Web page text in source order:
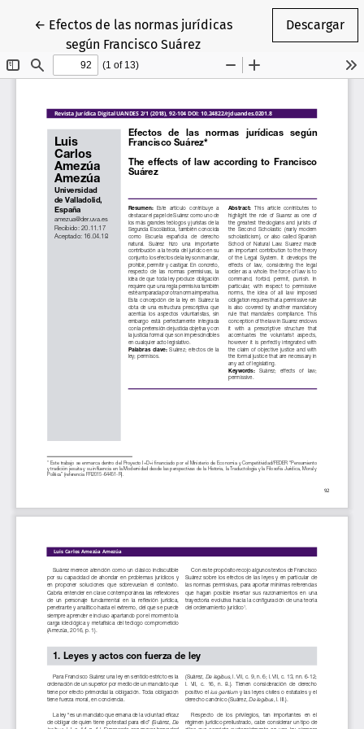
← Volver a los detalles del artículo
Efectos de las normas jurídicas
según Francisco Suárez
Descargar